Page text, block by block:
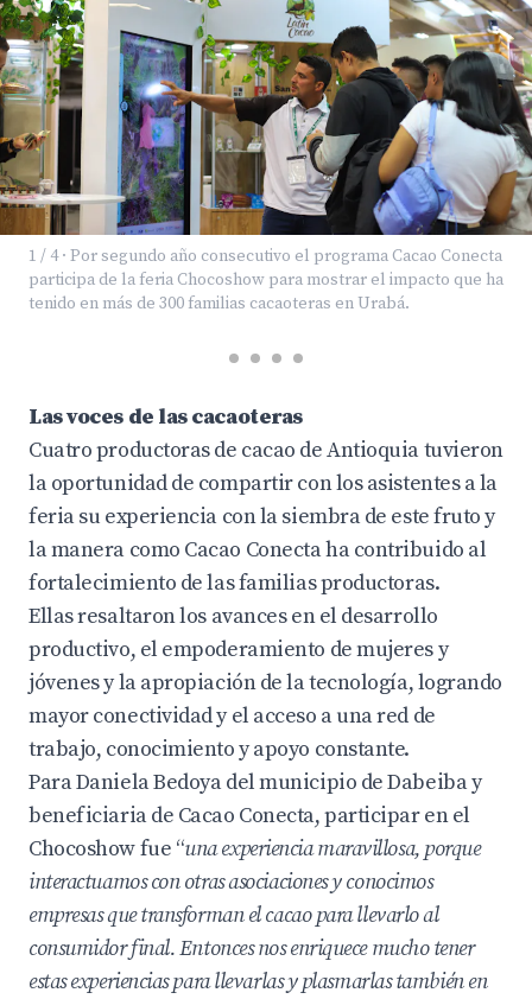
1 / 4 · Por segundo año consecutivo el programa Cacao Conecta
participa de la feria Chocoshow para mostrar el impacto que ha
tenido en más de 300 familias cacaoteras en Urabá.
Las voces de las cacaoteras
Cuatro productoras de cacao de Antioquia tuvieron
la oportunidad de compartir con los asistentes a la
feria su experiencia con la siembra de este fruto y
la manera como Cacao Conecta ha contribuido al
fortalecimiento de las familias productoras.
Ellas resaltaron los avances en el desarrollo
productivo, el empoderamiento de mujeres y
jóvenes y la apropiación de la tecnología, logrando
mayor conectividad y el acceso a una red de
trabajo, conocimiento y apoyo constante.
Para Daniela Bedoya del municipio de Dabeiba y
beneficiaria de Cacao Conecta, participar en el
Chocoshow fue “una experiencia maravillosa, porque
interactuamos con otras asociaciones y conocimos
empresas que transforman el cacao para llevarlo al
consumidor final. Entonces nos enriquece mucho tener
estas experiencias para llevarlas y plasmarlas también en